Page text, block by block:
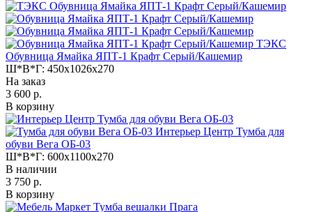
ТЭКС
Обувница Ямайка ЯПТ-1 Крафт Серый/Кашемир
Ш*В*Г: 450x1026x270
На заказ
3 600 р.
В корзину
Интерьер Центр Тумба для
обуви Вега ОБ-03
Ш*В*Г: 600x1100x270
В наличии
3 750 р.
В корзину